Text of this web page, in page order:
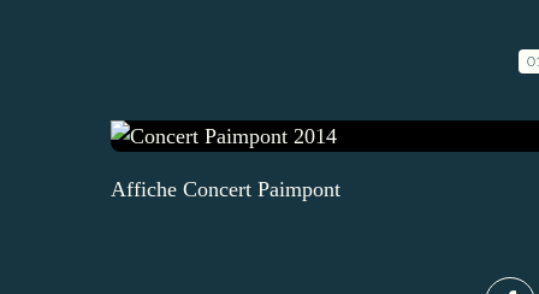
Affiche Concert Paimpont